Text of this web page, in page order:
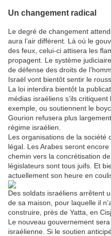
Un changement radical
Le degré de changement
aura l’air différent. Là où le
des feux, celui-ci attisera les
propagent. Le système
de défense des droits de
Israël vont bientôt sentir le
La loi interdira bientôt la
médias israéliens s’ils
exemple, ou soutiennent le
Gourion refusera plus
régime israélien.
Les organisations de la société
légal. Les Arabes seront
chemin vers la concrétisation
législateurs sont tous juifs. Et
actuellement son heure en
Des soldats israéliens arrêtent
de sa maison, pour laquelle il
construire, près de Yatta, en
Le nouveau gouvernement
israélienne. Si le soutien